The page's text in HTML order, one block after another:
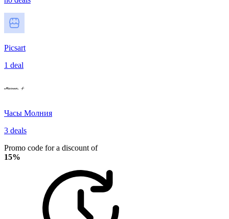
Picsart
1 deal
Часы Молния
3 deals
Promo code for a discount of
15%